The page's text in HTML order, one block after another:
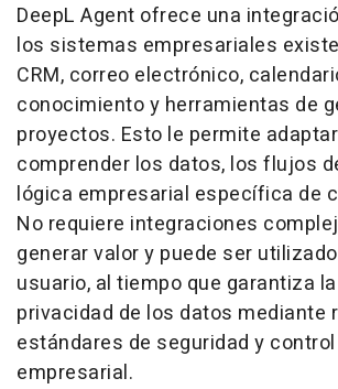
DeepL Agent ofrece una
los sistemas empresariales
CRM, correo electrónico,
conocimiento y herramientas de
proyectos. Esto le permite
comprender los datos, los flujos
lógica empresarial específica de
No requiere integraciones
generar valor y puede ser
usuario, al tiempo que garantiza
privacidad de los datos mediante
estándares de seguridad y
empresarial.